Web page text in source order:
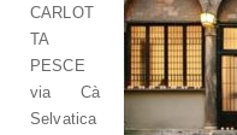
CARLOT
TA
PESCE
via Cà
Selvatica